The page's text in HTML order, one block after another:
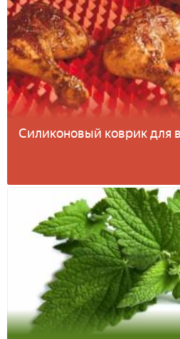
Силиконовый коврик для